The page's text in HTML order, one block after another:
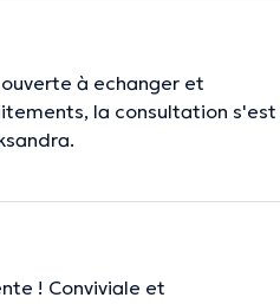
à echanger et
la consultation s'est
! Conviviale et